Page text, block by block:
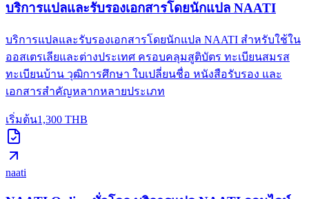
บริการแปลและรับรองเอกสารโดยนักแปล NAATI
บริการแปลและรับรองเอกสารโดยนักแปล NAATI สำหรับใช้ใน
ออสเตรเลียและต่างประเทศ ครอบคลุมสูติบัตร ทะเบียนสมรส
ทะเบียนบ้าน วุฒิการศึกษา ใบเปลี่ยนชื่อ หนังสือรับรอง และ
เอกสารสำคัญหลากหลายประเภท
เริ่มต้น1,300 THB
naati